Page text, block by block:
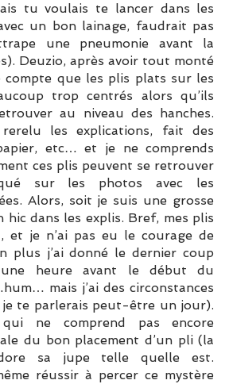
tu voulais te lancer dans les
un bon lainage, faudrait pas
une pneumonie avant la
Deuzio, après avoir tout monté
compte que les plis plats sur les
trop centrés alors qu’ils
au niveau des hanches.
les explications, fait des
etc… et je ne comprends
ces plis peuvent se retrouver
sur les photos avec les
Alors, soit je suis une grosse
dans les explis. Bref, mes plis
et je n’ai pas eu le courage de
plus j’ai donné le dernier coup
une heure avant le début du
mais j’ai des circonstances
te parlerais peut-être un jour).
ne comprend pas encore
du bon placement d’un pli (la
sa jupe telle quelle est.
réussir à percer ce mystère